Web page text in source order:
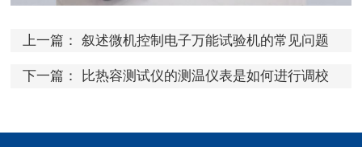
上一篇： 叙述微机控制电子万能试验机的常见问题
下一篇：
比热容测试仪的测温仪表是如何进行调校